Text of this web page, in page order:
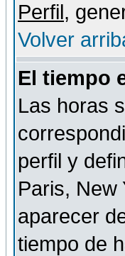
Perfil,
Volver
El tiempo
Las horas
perfil y
Paris, New
aparecer
tiempo de